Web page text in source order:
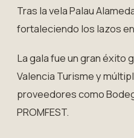
Tras la vela Palau
fortaleciendo los lazos
La gala fue un gran éxito
Valencia Turisme y
proveedores como
PROMFEST.